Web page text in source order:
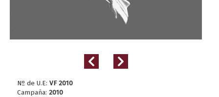
Nº de U.E: VF 2010
Campaña: 2010